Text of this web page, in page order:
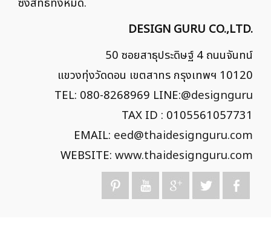
DESIGN GURU CO.,LTD.
50 ซอยสาธุประดิษฐ์ 4 ถนนจันทน์
แขวงทุ่งวัดดอน เขตสาทร กรุงเทพฯ 10120
TEL: 080-8268969 LINE:@designguru
TAX ID : 0105561057731
EMAIL: eed@thaidesignguru.com
WEBSITE: www.thaidesignguru.com